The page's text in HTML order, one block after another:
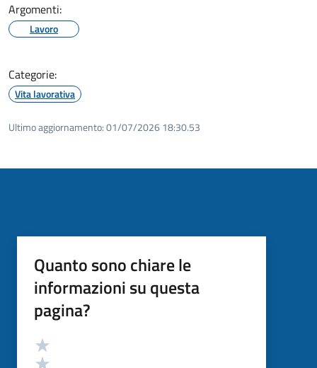
Argomenti:
Lavoro
Categorie:
Vita lavorativa
Ultimo aggiornamento:01/07/2026 18:30.53
Quanto sono chiare le
informazioni su questa
pagina?
Valutazione